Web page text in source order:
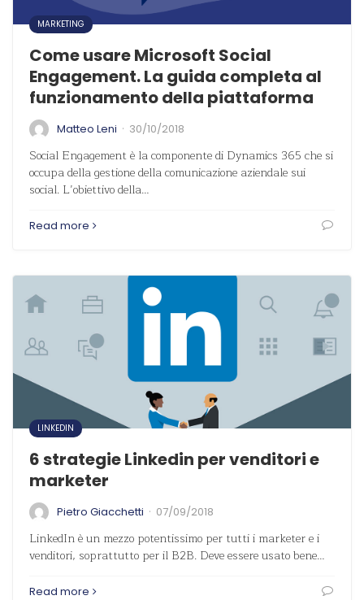
MARKETING
Come usare Microsoft Social
Engagement. La guida completa al
funzionamento della piattaforma
Matteo Leni · 30/10/2018
Social Engagement è la componente di Dynamics 365 che si
occupa della gestione della comunicazione aziendale sui
social. L’obiettivo della…
Read more
LINKEDIN
6 strategie Linkedin per venditori e
marketer
Pietro Giacchetti · 07/09/2018
LinkedIn è un mezzo potentissimo per tutti i marketer e i
venditori, soprattutto per il B2B. Deve essere usato bene…
Read more